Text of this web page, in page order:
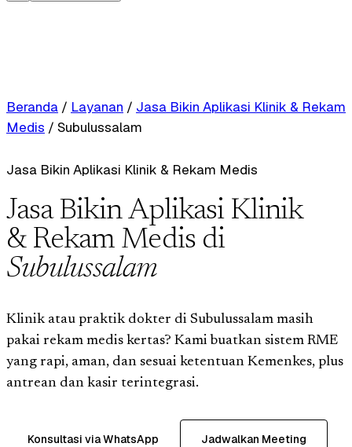
Beranda / Layanan / Jasa Bikin Aplikasi Klinik & Rekam
Medis / Subulussalam
Jasa Bikin Aplikasi Klinik & Rekam Medis
Jasa Bikin Aplikasi Klinik
& Rekam Medis di
Subulussalam
Klinik atau praktik dokter di Subulussalam masih
pakai rekam medis kertas? Kami buatkan sistem RME
yang rapi, aman, dan sesuai ketentuan Kemenkes, plus
antrean dan kasir terintegrasi.
Konsultasi via WhatsApp Jadwalkan Meeting